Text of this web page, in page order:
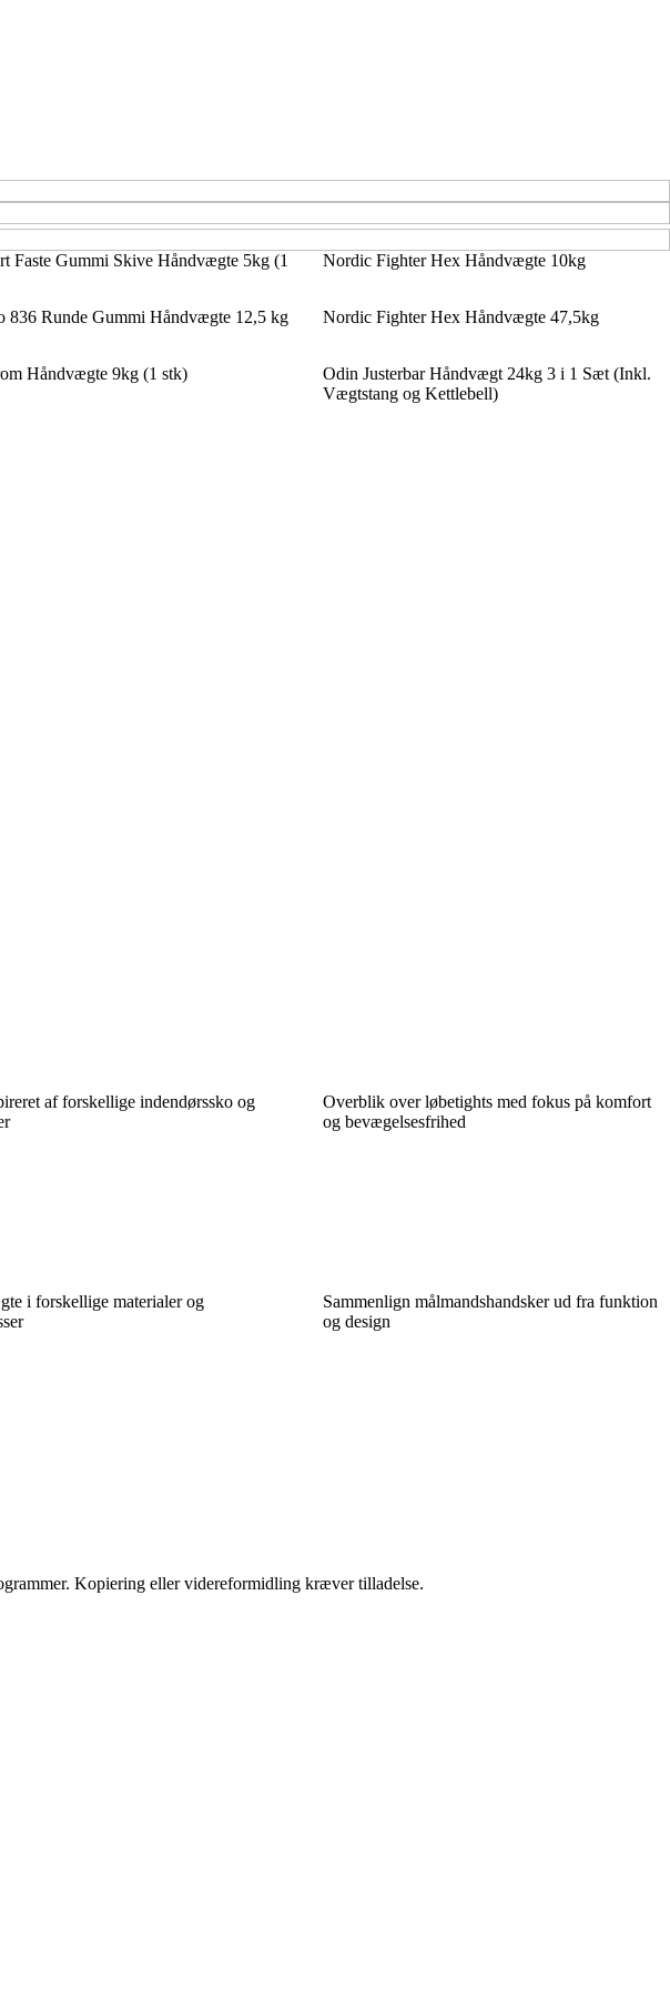
Faste Gummi Skive Håndvægte 5kg (1
Nordic Fighter Hex Håndvægte 10kg
836 Runde Gummi Håndvægte 12,5 kg
Nordic Fighter Hex Håndvægte 47,5kg
Håndvægte 9kg (1 stk)
Odin Justerbar Håndvægt 24kg 3 i 1 Sæt (Inkl.
Vægtstang og Kettlebell)
af forskellige indendørssko og
Overblik over løbetights med fokus på komfort
og bevægelsesfrihed
i forskellige materialer og
Sammenlign målmandshandsker ud fra funktion
og design
Kopiering eller videreformidling kræver tilladelse.